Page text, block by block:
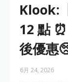
Klook:
12 點
後優惠
6月 24, 2026